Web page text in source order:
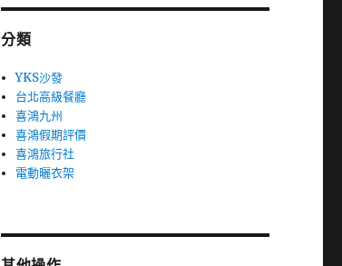
分類
YKS沙發
台北高級餐廳
喜鴻九州
喜鴻假期評價
喜鴻旅行社
電動曬衣架